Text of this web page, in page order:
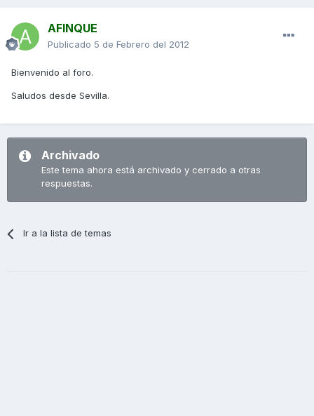
AFINQUE
Publicado 5 de Febrero del 2012
Bienvenido al foro.
Saludos desde Sevilla.
Archivado
Este tema ahora está archivado y cerrado a otras
respuestas.
Ir a la lista de temas